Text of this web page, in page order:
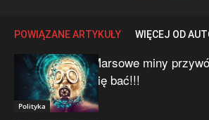
POWIĄZANE ARTYKUŁY WIĘCEJ OD
Polityka
Marsowe miny
się bać!!!